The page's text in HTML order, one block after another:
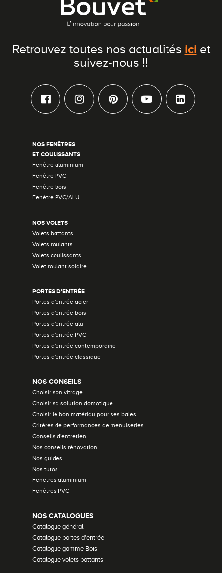
Retrouvez toutes nos actualités ici et
suivez-nous !!
NOS FENÊTRES
ET COULISSANTS
Fenêtre aluminium
Fenêtre PVC
Fenêtre bois
Fenêtre PVC/ALU
NOS VOLETS
Volets battants
Volets roulants
Volets coulissants
Volet roulant solaire
PORTES D'ENTRÉE
Portes d'entrée acier
Portes d'entrée bois
Portes d'entrée alu
Portes d'entrée PVC
Portes d'entrée contemporaine
Portes d'entrée classique
NOS CONSEILS
Choisir son vitrage
Choisir sa solution domotique
Choisir le bon matériau pour ses baies
Critères de performances de menuiseries
Conseils d'entretien
Nos conseils rénovation
Nos guides
Nos tutos
Fenêtres aluminium
Fenêtres PVC
NOS CATALOGUES
Catalogue général
Catalogue portes d'entrée
Catalogue gamme Bois
Catalogue volets battants